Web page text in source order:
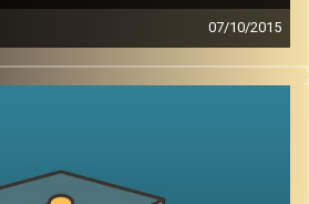
07/10/2015
הרשת מבלבלת לנו את כל
מידע. האחריות תועיל במניעת
פלישה למידע אישי, הורדות לא